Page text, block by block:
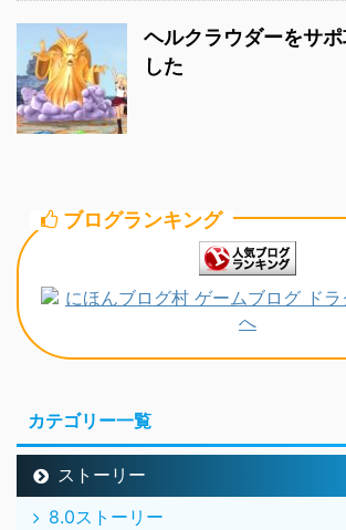
ヘルクラウダーをサ
した
ブログランキング
カテゴリー一覧
ストーリー
8.0ストーリー